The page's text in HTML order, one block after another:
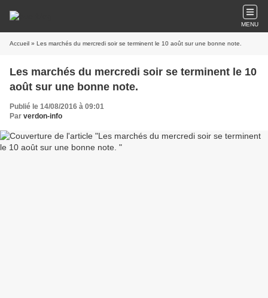
MENU
Accueil » Les marchés du mercredi soir se terminent le 10 août sur une bonne note.
Les marchés du mercredi soir se terminent le 10
août sur une bonne note.
Publié le 14/08/2016 à 09:01
Par verdon-info